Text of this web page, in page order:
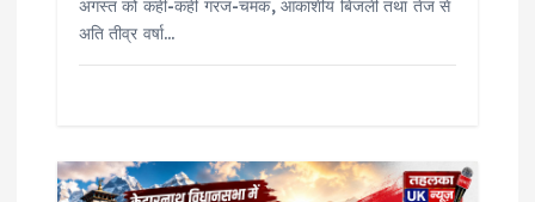
अगस्त को कहीं-कहीं गरज-चमक, आकाशीय बिजली तथा तेज से
अति तीव्र वर्षा…